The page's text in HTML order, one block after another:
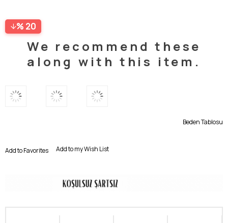
20
We recommend these
along with this item.
Beden Tablosu
Add to Favorites Add to my Wish List